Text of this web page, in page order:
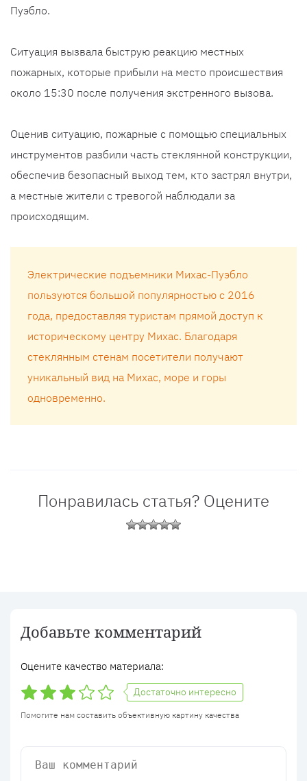
Пуэбло.
Ситуация вызвала быструю реакцию местных
пожарных, которые прибыли на место происшествия
около 15:30 после получения экстренного вызова.
Оценив ситуацию, пожарные с помощью специальных
инструментов разбили часть стеклянной конструкции,
обеспечив безопасный выход тем, кто застрял внутри,
а местные жители с тревогой наблюдали за
происходящим.
Электрические подъемники Михас-Пуэбло
пользуются большой популярностью с 2016
года, предоставляя туристам прямой доступ к
историческому центру Михас. Благодаря
стеклянным стенам посетители получают
уникальный вид на Михас, море и горы
одновременно.
Понравилась статья? Оцените
Добавьте комментарий
Оцените качество материала:
Достаточно интересно
Помогите нам составить объективную картину качества